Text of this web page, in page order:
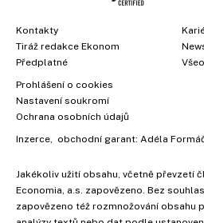
Kontakty
Tiráž redakce Ekonom
Předplatné
Prohlášení o cookies
Nastavení soukromí
Ochrana osobních údajů
Inzerce, obchodní garant: Adéla
Jakékoliv užití obsahu, včetně převzetí
Economia, a.s. zapovězeno. Bez
zapovězeno též rozmnožování obsahu